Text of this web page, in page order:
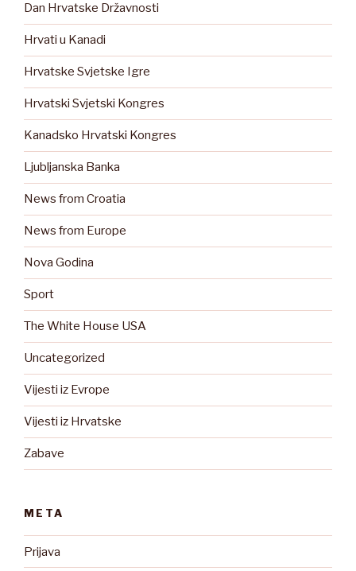
Dan Hrvatske Državnosti
Hrvati u Kanadi
Hrvatske Svjetske Igre
Hrvatski Svjetski Kongres
Kanadsko Hrvatski Kongres
Ljubljanska Banka
News from Croatia
News from Europe
Nova Godina
Sport
The White House USA
Uncategorized
Vijesti iz Evrope
Vijesti iz Hrvatske
Zabave
META
Prijava